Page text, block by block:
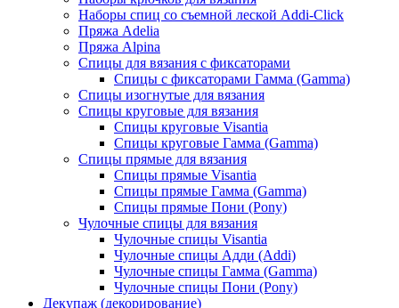
Наборы спиц со съемной леской Addi-Click
Пряжа Adelia
Пряжа Alpina
Спицы для вязания с фиксаторами
Спицы с фиксаторами Гамма (Gamma)
Спицы изогнутые для вязания
Спицы круговые для вязания
Спицы круговые Visantia
Спицы круговые Гамма (Gamma)
Спицы прямые для вязания
Спицы прямые Visantia
Спицы прямые Гамма (Gamma)
Спицы прямые Пони (Pony)
Чулочные спицы для вязания
Чулочные спицы Visantia
Чулочные спицы Адди (Addi)
Чулочные спицы Гамма (Gamma)
Чулочные спицы Пони (Pony)
Декупаж (декорирование)